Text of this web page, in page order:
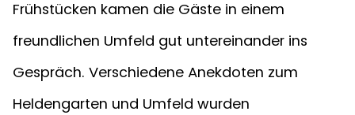
Frühstücken kamen die Gäste in einem
freundlichen Umfeld gut untereinander ins
Gespräch. Verschiedene Anekdoten zum
Heldengarten und Umfeld wurden